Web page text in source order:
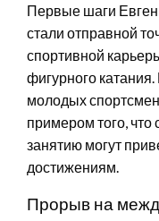
Первые шаги
стали отправной
спортивной
фигурного
молодых
примером того, что
занятию могут
достижениям.
Прорыв на